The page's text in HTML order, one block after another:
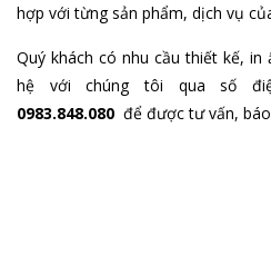
hợp với từng sản phẩm, dịch vụ
Quý khách có nhu cầu thiết kế, in
hệ với chúng tôi qua số
0983.848.080 để được tư vấn,